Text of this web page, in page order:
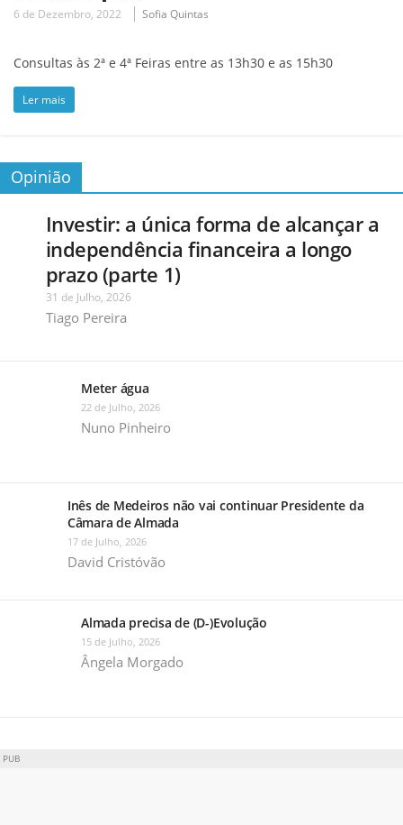
6 de Dezembro, 2022 Sofia Quintas
Consultas às 2ª e 4ª Feiras entre as 13h30 e as 15h30
Ler mais
Opinião
Investir: a única forma de alcançar a
independência financeira a longo
prazo (parte 1)
31 de Julho, 2026
Tiago Pereira
Meter água
22 de Julho, 2026
Nuno Pinheiro
Inês de Medeiros não vai continuar Presidente da
Câmara de Almada
17 de Julho, 2026
David Cristóvão
Almada precisa de (D-)Evolução
15 de Julho, 2026
Ângela Morgado
PUB